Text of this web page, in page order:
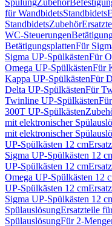
SpülungZubehör
für WandbidetsStandbidets
StandbidetsZubehör
WC-Steuerungen
BetätigungsplattenFür
Sigma UP-SpülkästenFür
Omega UP-SpülkästenFür
Kappa UP-SpülkästenFür
Delta UP-SpülkästenFür
Twinline UP-Spülkästen
300T UP-Spülkästen
mit elektronischer
mit elektronischer
UP-Spülkästen 12 cm
Sigma UP-Spülkästen 12
UP-Spülkästen 12 cm
Omega UP-Spülkästen 12
UP-Spülkästen 12 cm
Sigma UP-Spülkästen 12
SpülauslösungErsatzteile
SpülauslösungFür 2-